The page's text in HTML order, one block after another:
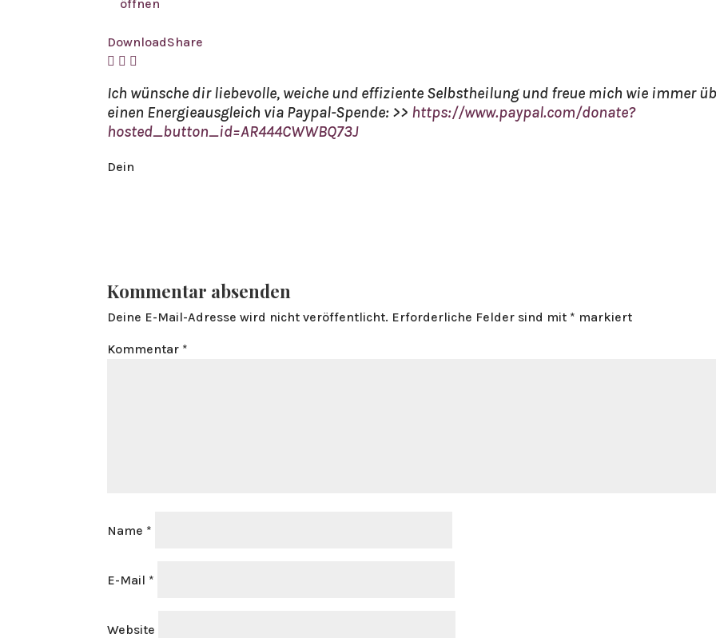
öffnen
DownloadShare
Ich wünsche dir liebevolle, weiche und effiziente Selbstheilung und freue mich wie immer
einen Energieausgleich via Paypal-Spende: >> https://www.paypal.com/donate?
hosted_button_id=AR444CWWBQ73J
Dein
Kommentar absenden
Deine E-Mail-Adresse wird nicht veröffentlicht. Erforderliche Felder sind mit * markiert
Kommentar *
Name *
E-Mail *
Website